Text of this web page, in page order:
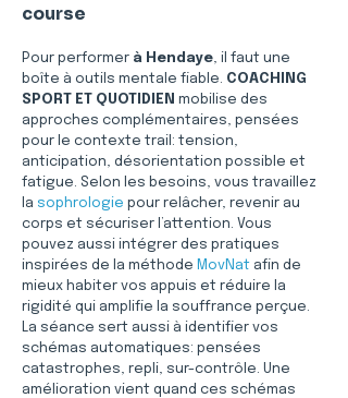
course
Pour performer à Hendaye, il faut une
boîte à outils mentale fiable. COACHING
SPORT ET QUOTIDIEN mobilise des
approches complémentaires, pensées
pour le contexte trail: tension,
anticipation, désorientation possible et
fatigue. Selon les besoins, vous travaillez
la sophrologie pour relâcher, revenir au
corps et sécuriser l’attention. Vous
pouvez aussi intégrer des pratiques
inspirées de la méthode MovNat afin de
mieux habiter vos appuis et réduire la
rigidité qui amplifie la souffrance perçue.
La séance sert aussi à identifier vos
schémas automatiques: pensées
catastrophes, repli, sur-contrôle. Une
amélioration vient quand ces schémas